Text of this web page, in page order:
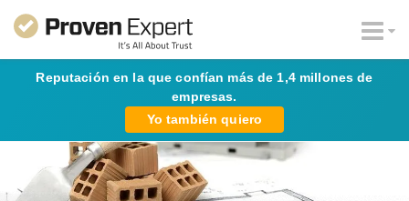
Reputación en la que confían más de 1,4 millones de
empresas.
Yo también quiero